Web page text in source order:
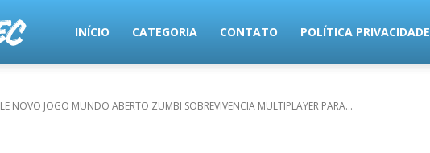
MundoTec
INÍCIO CATEGORIA CONTATO POLÍTICA PRIVACIDADE
NOVO JOGO MUNDO ABERTO ZUMBI SOBREVIVENCIA MULTIPLAYER PARA...